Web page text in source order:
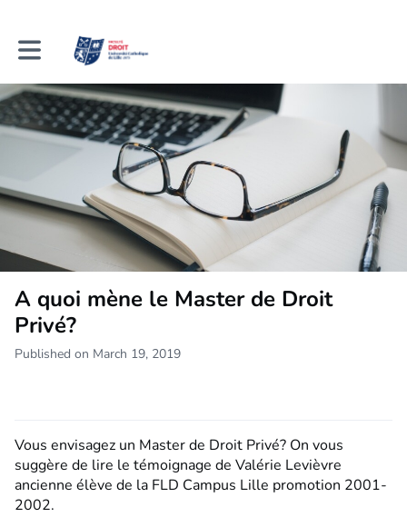
Toggle main navigation
A quoi mène le Master de Droit
Privé?
Published on March 19, 2019
Vous envisagez un Master de Droit Privé? On vous
suggère de lire le témoignage de Valérie Levièvre
ancienne élève de la FLD Campus Lille promotion 2001-
2002.